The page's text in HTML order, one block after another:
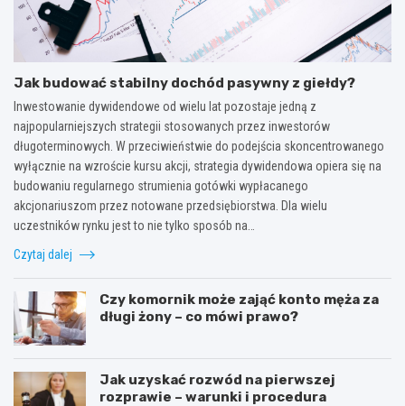
Jak budować stabilny dochód pasywny z giełdy?
Inwestowanie dywidendowe od wielu lat pozostaje jedną z
najpopularniejszych strategii stosowanych przez inwestorów
długoterminowych. W przeciwieństwie do podejścia skoncentrowanego
wyłącznie na wzroście kursu akcji, strategia dywidendowa opiera się na
budowaniu regularnego strumienia gotówki wypłacanego
akcjonariuszom przez notowane przedsiębiorstwa. Dla wielu
uczestników rynku jest to nie tylko sposób na…
Czytaj dalej
Czy komornik może zająć konto męża za
długi żony – co mówi prawo?
Jak uzyskać rozwód na pierwszej
rozprawie – warunki i procedura